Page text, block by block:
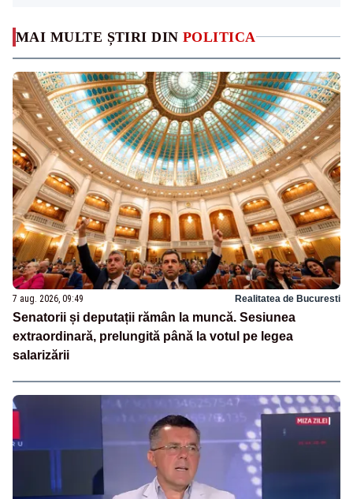
MAI MULTE ȘTIRI DIN POLITICA
7 aug. 2026, 09:49 Realitatea de Bucuresti
Senatorii și deputații rămân la muncă. Sesiunea
extraordinară, prelungită până la votul pe legea
salarizării